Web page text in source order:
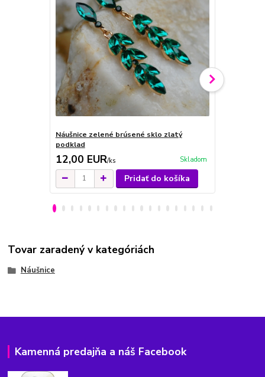
Náušnice zelené brúsené sklo zlatý
podklad
12,00 EUR/ks Skladom
Pridať do košíka
Tovar zaradený v kategóriách
Náušnice
Kamenná predajňa a náš Facebook